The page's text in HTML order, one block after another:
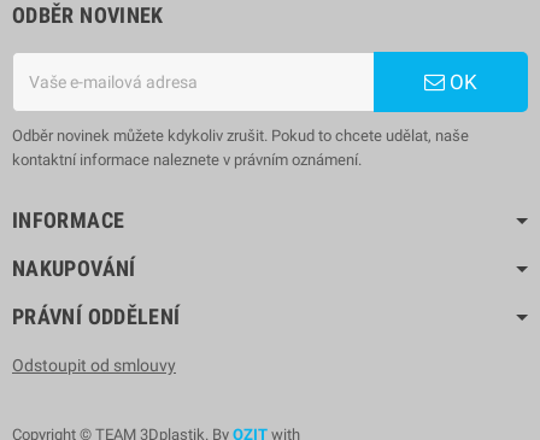
ODBĚR NOVINEK
OK
Odběr novinek můžete kdykoliv zrušit. Pokud to chcete udělat, naše
kontaktní informace naleznete v právním oznámení.
INFORMACE
NAKUPOVÁNÍ
PRÁVNÍ ODDĚLENÍ
Odstoupit od smlouvy
Copyright © TEAM 3Dplastik. By OZIT with